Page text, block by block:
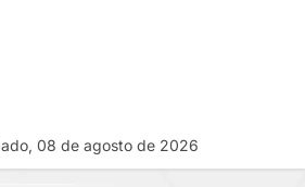
08 de agosto de 2026